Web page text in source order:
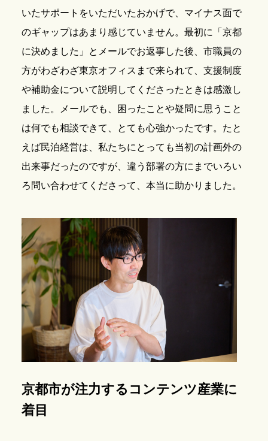
いたサポートをいただいたおかげで、マイナス面で
のギャップはあまり感じていません。最初に「京都
に決めました」とメールでお返事した後、市職員の
方がわざわざ東京オフィスまで来られて、支援制度
や補助金について説明してくださったときは感激し
ました。メールでも、困ったことや疑問に思うこと
は何でも相談できて、とても心強かったです。たと
えば民泊経営は、私たちにとっても当初の計画外の
出来事だったのですが、違う部署の方にまでいろい
ろ問い合わせてくださって、本当に助かりました。
京都市が注力するコンテンツ産業に
着目